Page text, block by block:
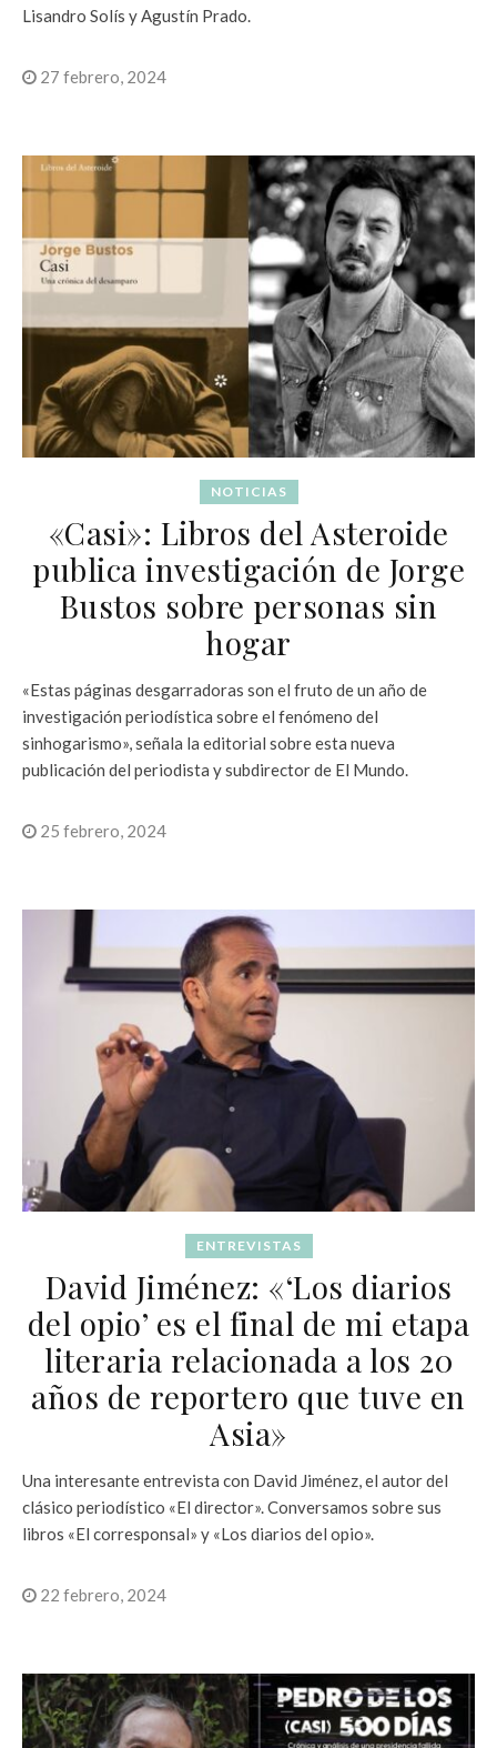
Lisandro Solís y Agustín Prado.
27 febrero, 2024
NOTICIAS
«Casi»: Libros del Asteroide
publica investigación de Jorge
Bustos sobre personas sin
hogar
«Estas páginas desgarradoras son el fruto de un año de
investigación periodística sobre el fenómeno del
sinhogarismo», señala la editorial sobre esta nueva
publicación del periodista y subdirector de El Mundo.
25 febrero, 2024
ENTREVISTAS
David Jiménez: «‘Los diarios
del opio’ es el final de mi etapa
literaria relacionada a los 20
años de reportero que tuve en
Asia»
Una interesante entrevista con David Jiménez, el autor del
clásico periodístico «El director». Conversamos sobre sus
libros «El corresponsal» y «Los diarios del opio».
22 febrero, 2024